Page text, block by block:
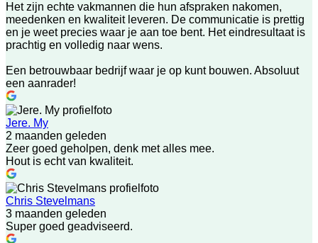
Het zijn echte vakmannen die hun afspraken nakomen,
meedenken en kwaliteit leveren. De communicatie is prettig
en je weet precies waar je aan toe bent. Het eindresultaat is
prachtig en volledig naar wens.
Een betrouwbaar bedrijf waar je op kunt bouwen. Absoluut
een aanrader!
Jere. My
2 maanden geleden
Zeer goed geholpen, denk met alles mee.
Hout is echt van kwaliteit.
Chris Stevelmans
3 maanden geleden
Super goed geadviseerd.